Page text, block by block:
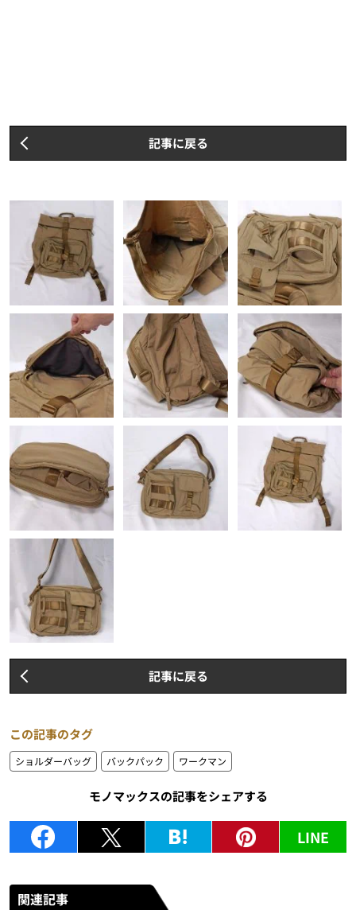
記事に戻る
記事に戻る
この記事のタグ
ショルダーバッグ バックパック ワークマン
モノマックスの記事をシェアする
LINE
関連記事